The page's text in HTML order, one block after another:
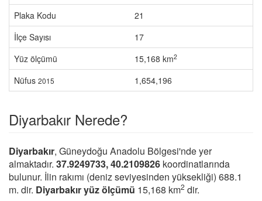
Plaka Kodu
21
İlçe Sayısı
17
Yüz ölçümü
15,168 km2
Nüfus 2015 1,654,196
Diyarbakır Nerede?
Diyarbakır, Güneydoğu Anadolu Bölgesi'nde yer
almaktadır. 37.9249733, 40.2109826 koordinatlarında
bulunur. İlin rakımı (deniz seviyesinden yüksekliği) 688.1
m. dir. Diyarbakır yüz ölçümü 15,168 km2 dir.